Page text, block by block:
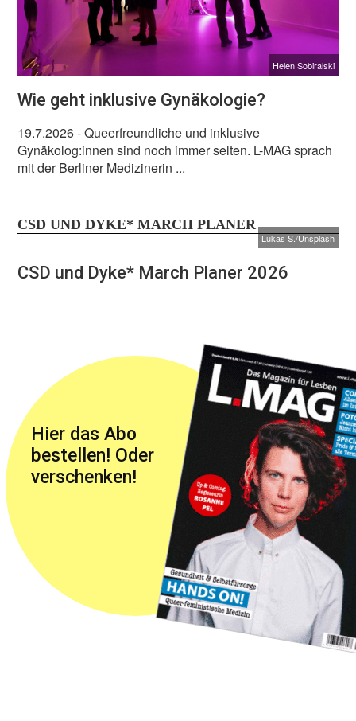
Helen Sobiralski
Wie geht inklusive Gynäkologie?
19.7.2026- Queerfreundliche und inklusive
Gynäkolog:innen sind noch immer selten. L-MAG sprach
mit der Berliner Medizinerin ...
CSD UND DYKE* MARCH PLANER
Lukas S./Unsplash
CSD und Dyke* March Planer 2026
Hier das Abo
bestellen! Oder
verschenken!